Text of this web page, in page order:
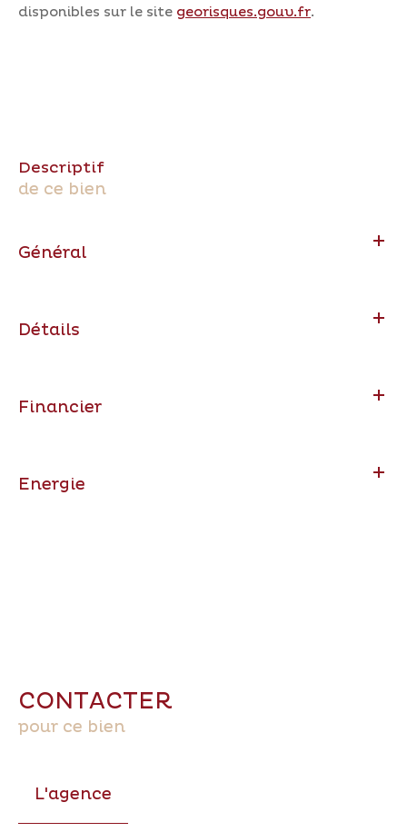
disponibles sur le site georisques.gouv.fr.
descriptif
de ce bien
Général
Détails
Financier
Energie
CONTACTER
pour ce bien
L'agence